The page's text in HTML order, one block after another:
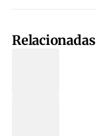
Relacionadas